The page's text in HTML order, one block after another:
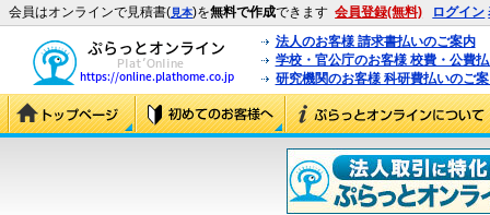
会員はオンラインで見積書(見本)を無料で作成できます 会員登録(無料) ログイン
法人のお客様 請求書払いのご案内
学校・官公庁のお客様 校費・公費
研究機関のお客様 科研費払いのご